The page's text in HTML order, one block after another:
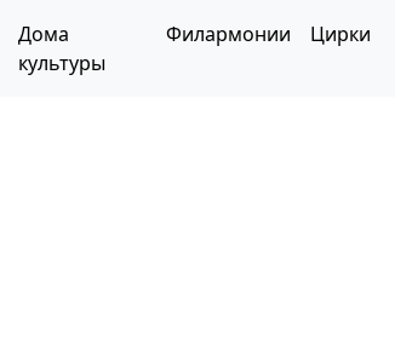
Дома
культуры
Филармонии Цирки